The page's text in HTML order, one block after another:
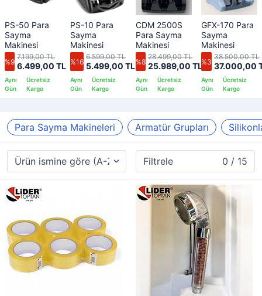
PS-50 Para
Sayma
Makinesi
%9 6.499,00 TL
7.199,00 TL
PS-10 Para
Sayma
Makinesi
%16 5.499,00 TL
6.599,00 TL
CDM 2500S
Para Sayma
Makinesi
%8 25.989,00 TL
28.499,00 TL
GFX-170 Para
Sayma
Makinesi
%3 37.000,00
38.500,00 TL
Para Sayma Makineleri Armatür Grupları
Filtrele 0 / 15